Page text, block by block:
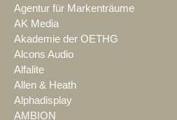
Agentur für Markenträume
AK Media
Akademie der OETHG
Alcons Audio
Alfalite
Allen & Heath
Alphadisplay
AMBION